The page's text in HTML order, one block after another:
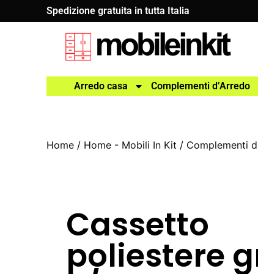
Spedizione gratuita in tutta Italia
Arredo casa Complementi d’Arredo
Home / Home - Mobili In Kit / Complementi
Cassetto
poliestere